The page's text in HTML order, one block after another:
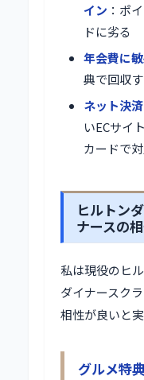
イン ：ポ
ドに劣る
年会費に
典で回収
ネット決
いECサイ
カードで対
ヒルトン
ナースの
私は現役のヒ
ダイナースク
相性が良いと
グルメ特